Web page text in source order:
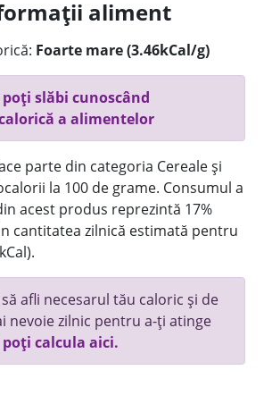
aliment
Foarte mare (3.46kCal/g)
slăbi cunoscând
a alimentelor
parte din categoria Cereale și
la 100 de grame. Consumul a
acest produs reprezintă 17%
cantitatea zilnică estimată pentru
afli necesarul tău caloric și de
nevoie zilnic pentru a-ți atinge
calcula aici.